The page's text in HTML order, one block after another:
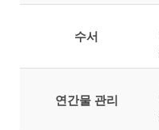
수서
연간물 관리